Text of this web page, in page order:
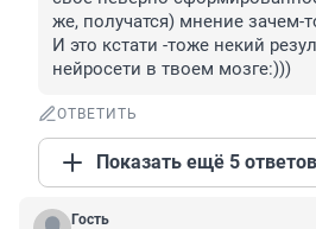
же, получатся) мнение зачем-
И это кстати -тоже некий
нейросети в твоем мозге:)))
ОТВЕТИТЬ
Показать ещё 5 ответов
Гость